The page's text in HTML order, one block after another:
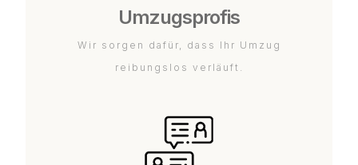
Umzugsprofis
Wir sorgen dafür, dass Ihr Umzug
reibungslos verläuft.